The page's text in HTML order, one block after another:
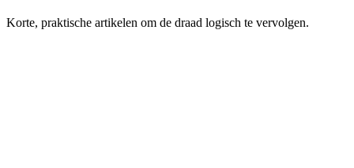
Korte, praktische artikelen om de draad logisch te vervolgen.